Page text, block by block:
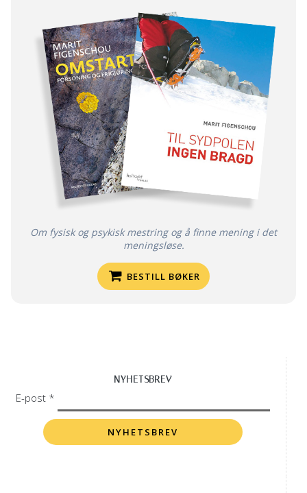
Om fysisk og psykisk mestring og å finne mening i det
meningsløse.
BESTILL BØKER
NYHETSBREV
E-post *